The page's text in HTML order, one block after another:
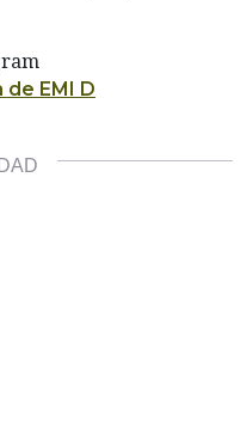
EMI D